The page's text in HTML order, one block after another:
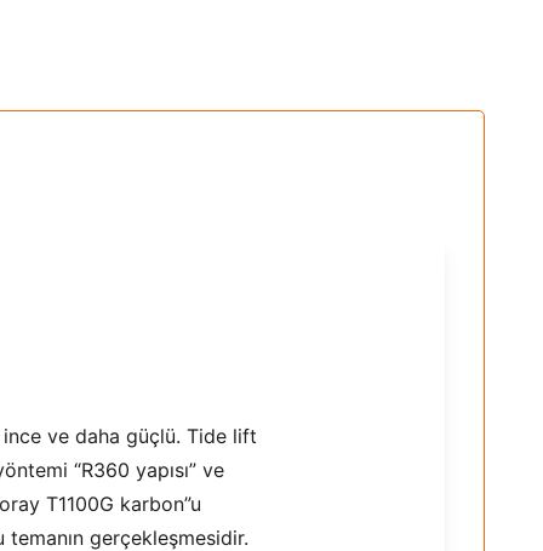
ve daha güçlü. Tide lift
“R360 yapısı” ve
T1100G karbon”u
temanın gerçekleşmesidir.